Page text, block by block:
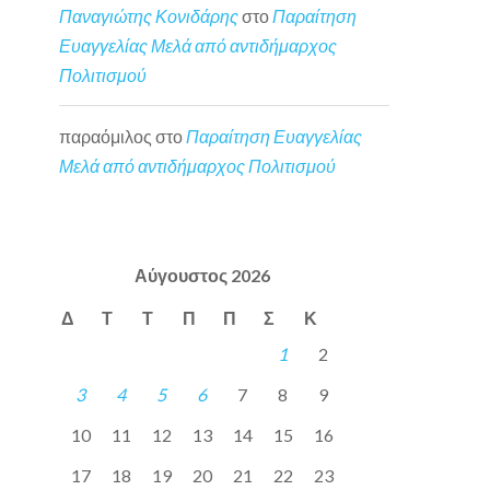
Παναγιώτης ΚονιδάρηςστοΠαραίτηση
Ευαγγελίας Μελά από αντιδήμαρχος
Πολιτισμού
παραόμιλος στο Παραίτηση Ευαγγελίας
Μελά από αντιδήμαρχος Πολιτισμού
Αύγουστος 2026
Δ Τ Τ Π Π Σ
Κ
1
2
3
4 5 6 7 8
9
10
11 12 13 14 15
16
17
18 19 20 21 22 23